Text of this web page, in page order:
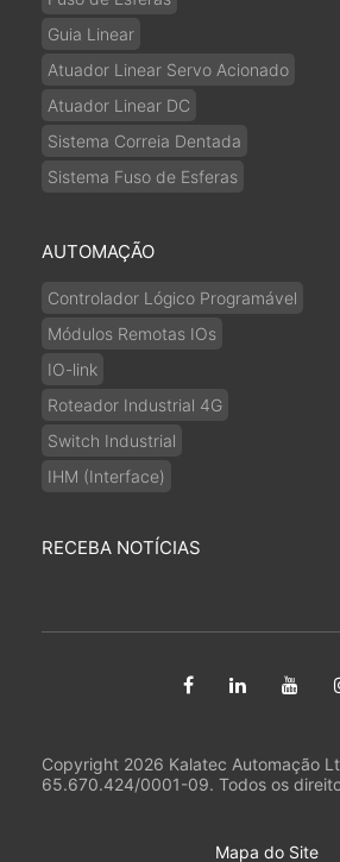
Guia Linear
Atuador Linear Servo Acionado
Atuador Linear DC
Sistema Correia Dentada
Sistema Fuso de Esferas
AUTOMAÇÃO
Controlador Lógico Programável
Módulos Remotas IOs
IO-link
Roteador Industrial 4G
Switch Industrial
IHM (Interface)
RECEBA NOTÍCIAS
Copyright 2026 Kalatec Automação
65.670.424/0001-09. Todos os
Mapa do Site